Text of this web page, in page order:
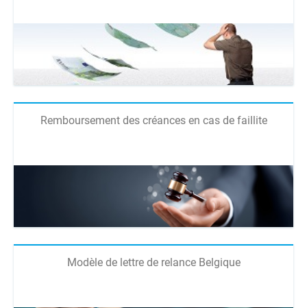
Remboursement des créances en cas de faillite
Modèle de lettre de relance Belgique